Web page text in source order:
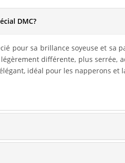
DMC?
pour sa brillance soyeuse et sa
différente, plus serrée,
idéal pour les napperons et